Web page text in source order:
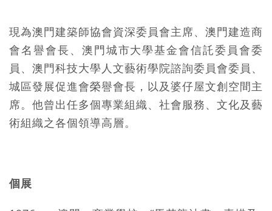
現為澳門建築師協會資深委員會主席、澳門建造商
會名譽會長、澳門城市大學基金會信託委員會委
員、澳門科技大學人文藝術學院諮詢委員會委員、
城區發展促進會榮譽會長，以及婆仔屋文創空間主
席。他曾出任多個專業組織、社會服務、文化及藝
術組織之各個領導高層。
個展